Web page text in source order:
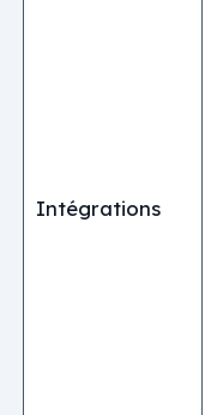
Intégrations